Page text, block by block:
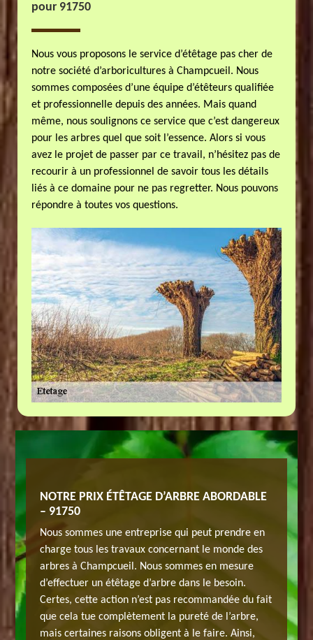
pour 91750
Nous vous proposons le service d’étêtage pas cher de
notre société d’arboricultures à Champcueil. Nous
sommes composées d’une équipe d’étêteurs qualifiée
et professionnelle depuis des années. Mais quand
même, nous soulignons ce service que c’est dangereux
pour les arbres quel que soit l’essence. Alors si vous
avez le projet de passer par ce travail, n’hésitez pas de
recourir à un professionnel de savoir tous les détails
liés à ce domaine pour ne pas regretter. Nous pouvons
répondre à toutes vos questions.
mise
le
NOTRE PRIX ÉTÊTAGE D’ARBRE ABORDABLE
– 91750
Nous sommes une entreprise qui peut prendre en
charge tous les travaux concernant le monde des
arbres à Champcueil. Nous sommes en mesure
d’effectuer un étêtage d’arbre dans le besoin.
Certes, cette action n’est pas recommandée du fait
que cela tue complètement la pureté de l’arbre,
mais certaines raisons obligent à le faire. Ainsi,
Notre
vit,
en
n’est
type,